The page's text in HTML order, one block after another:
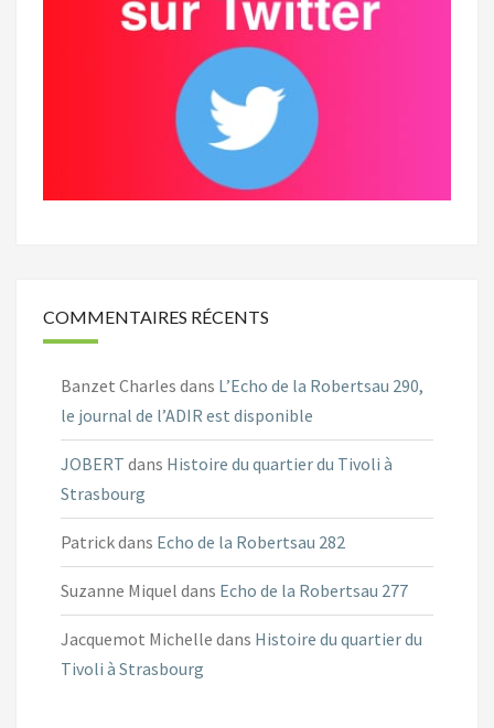
COMMENTAIRES RÉCENTS
Banzet Charles dans L’Echo de la Robertsau 290,
le journal de l’ADIR est disponible
JOBERT dans Histoire du quartier du Tivoli à
Strasbourg
Patrickdans Echo de la Robertsau 282
Suzanne Miquel dans Echo de la Robertsau 277
Jacquemot Michelle dans Histoire du quartier du
Tivoli à Strasbourg